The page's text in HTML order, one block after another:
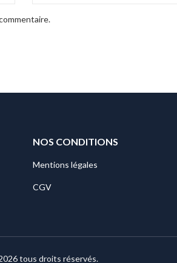
NOS CONDITIONS
Mentions légales
CGV
tous droits réservés.